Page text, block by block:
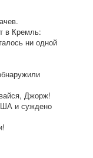
в Кремль:
ни одной
Джорж!
и суждено